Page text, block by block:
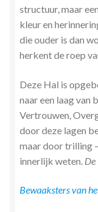
structuur, maar
kleur en
die ouder is dan
herkent de roep
Deze Hal is
naar een laag van
Vertrouwen,
door deze lagen
maar door trilling
innerlijk weten. De
Bewaaksters van